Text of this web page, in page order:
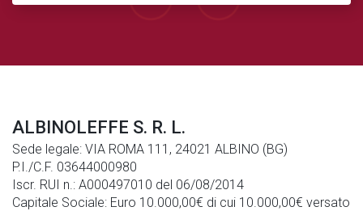
ALBINOLEFFE S. R. L.
Sede legale: VIA ROMA 111, 24021 ALBINO (BG)
P.I./C.F. 03644000980
Iscr. RUI n.: A000497010 del 06/08/2014
Capitale Sociale: Euro 10.000,00€ di cui 10.000,00€ versato